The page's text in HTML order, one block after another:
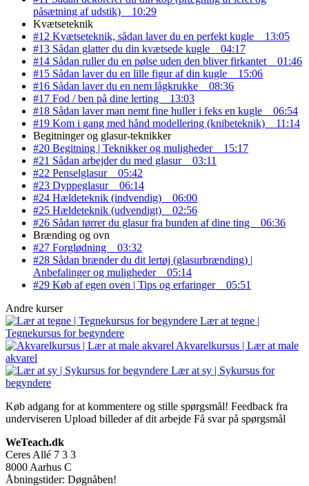
påsætning af udstik)
10:29
Kvætseteknik
#12 Kvætseteknik, sådan laver du en perfekt kugle
13:05
#13 Sådan glatter du din kvætsede kugle
04:17
#14 Sådan ruller du en pølse uden den bliver firkantet
01:46
#15 Sådan laver du en lille figur af din kugle
15:06
#16 Sådan laver du en nem lågkrukke
08:36
#17 Fod / ben på dine lerting
13:03
#18 Sådan laver man nemt fine huller i feks en kugle
06:54
#19 Kom i gang med hånd modellering (knibeteknik)
11:14
Begitninger og glasur-teknikker
#20 Begitning | Teknikker og muligheder
15:17
#21 Sådan arbejder du med glasur
03:11
#22 Penselglasur
05:42
#23 Dyppeglasur
06:14
#24 Hældeteknik (indvendig)
06:00
#25 Hældeteknik (udvendigt)
02:56
#26 Sådan tørrer du glasur fra bunden af dine ting
06:36
Brænding og ovn
#27 Forglødning
03:32
#28 Sådan brænder du dit lertøj (glasurbrænding) |
Anbefalinger og muligheder
05:14
#29 Køb af egen oven | Tips og erfaringer
05:51
Andre kurser
Lær at tegne |
Tegnekursus for begyndere
Akvarelkursus | Lær at male
akvarel
Lær at sy | Sykursus for
begyndere
Køb adgang for at kommentere og stille spørgsmål! Feedback fra
underviseren Upload billeder af dit arbejde Få svar på spørgsmål
WeTeach.dk
Ceres Allé 7 3 3
8000 Aarhus C
Åbningstider: Døgnåben!